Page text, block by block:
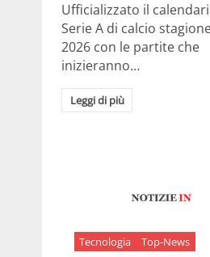
Ufficializzato il
Serie A di calcio
2026 con le partite che
inizieranno…
Leggi di più
Tecnologia Top-News